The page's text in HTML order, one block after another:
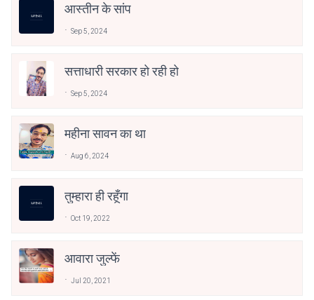
आस्तीन के सांप
Sep 5, 2024
सत्ताधारी सरकार हो रही हो
Sep 5, 2024
महीना सावन का था
Aug 6, 2024
तुम्हारा ही रहूँगा
Oct 19, 2022
आवारा जुल्फें
Jul 20, 2021